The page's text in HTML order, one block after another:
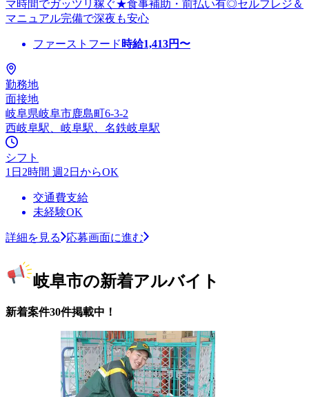
マ時間でガッツリ稼ぐ★食事補助・前払い有◎セルフレジ＆
マニュアル完備で深夜も安心
ファーストフード 時給1,413円〜
勤務地
面接地
岐阜県岐阜市鹿島町6-3-2
西岐阜駅、岐阜駅、名鉄岐阜駅
シフト
1日2時間 週2日からOK
交通費支給
未経験OK
詳細を見る 応募画面に進む
岐阜市の新着アルバイト
新着案件30件掲載中！